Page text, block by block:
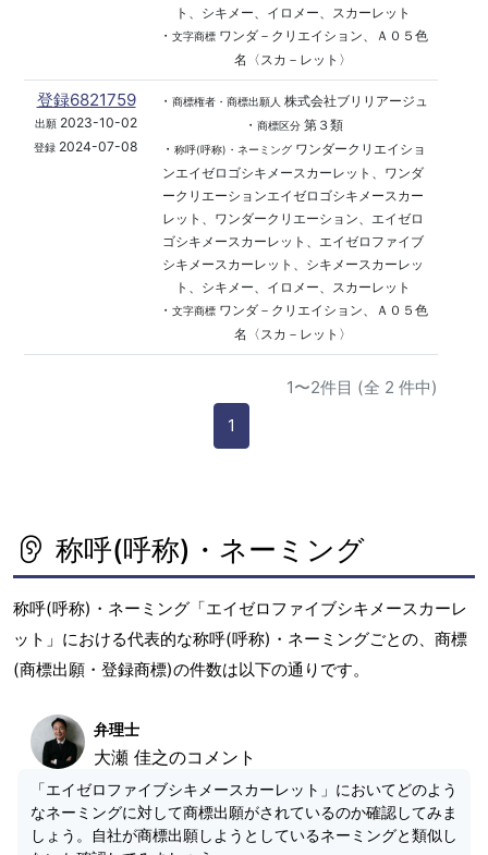
ト、シキメー、イロメー、スカーレット
・ 文字商標ワンダ－クリエイション、Ａ０５色
名〈スカ－レット〉
登録6821759
出願 2023-10-02
登録 2024-07-08
・ 商標権者・商標出願人 株式会社ブリリアージュ
・ 商標区分第３類
・ 称呼(呼称)・ネーミングワンダークリエイショ
ンエイゼロゴシキメースカーレット、ワンダ
ークリエーションエイゼロゴシキメースカー
レット、ワンダークリエーション、エイゼロ
ゴシキメースカーレット、エイゼロファイブ
シキメースカーレット、シキメースカーレッ
ト、シキメー、イロメー、スカーレット
・ 文字商標ワンダ－クリエイション、Ａ０５色
名〈スカ－レット〉
1〜2件目 (全 2 件中)
1
称呼(呼称)・ネーミング
称呼(呼称)・ネーミング「エイゼロファイブシキメースカーレ
ット」における代表的な称呼(呼称)・ネーミングごとの、商標
(商標出願・登録商標)の件数は以下の通りです。
弁理士
大瀬 佳之のコメント
「エイゼロファイブシキメースカーレット」においてどのよう
なネーミングに対して商標出願がされているのか確認してみま
しょう。自社が商標出願しようとしているネーミングと類似し